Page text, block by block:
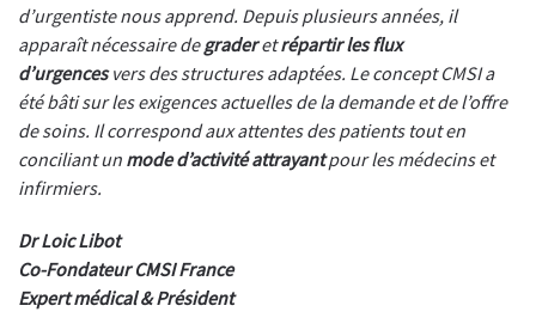
d’urgentiste nous apprend. Depuis plusieurs années, il
apparaît nécessaire degraderetrépartir les flux
d’urgencesvers des structures adaptées. Le concept CMSI a
été bâti sur les exigences actuelles de la demande et de l’offre
de soins. Il correspond aux attentes des patients tout en
conciliant un mode d’activité attrayantpour les médecins et
infirmiers.
Dr Loic Libot
Co-Fondateur CMSI France
Expert médical & Président